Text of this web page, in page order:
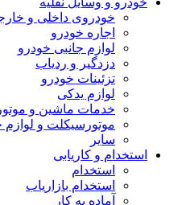
خودروی داخلی و خارجی
اجاره خودرو
لوازم جانبی خودرو
دزدگیر و ردیاب
تزئینات خودرو
لوازم یدکی
خدمات ماشین و موتور
موتورسیکلت و لوازم جانبی
سایر
استخدام و کاریابی
استخدام
استخدام بازاریاب
آماده به کار